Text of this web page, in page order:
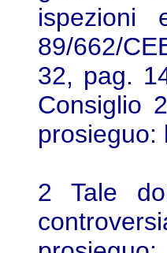
ispezioni
89/662/
32, pag.
Consiglio
prosieguo:
2 Tale